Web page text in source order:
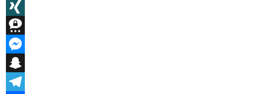
Message
XING
Threema
Messenger
Snapchat